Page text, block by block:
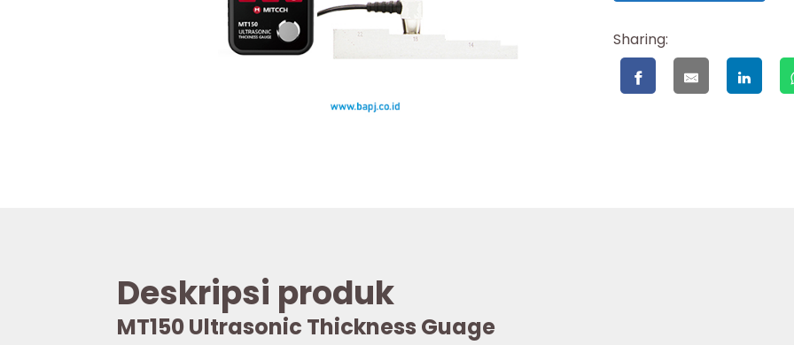
Sharing:
Deskripsi produk
MT150 Ultrasonic Thickness Guage